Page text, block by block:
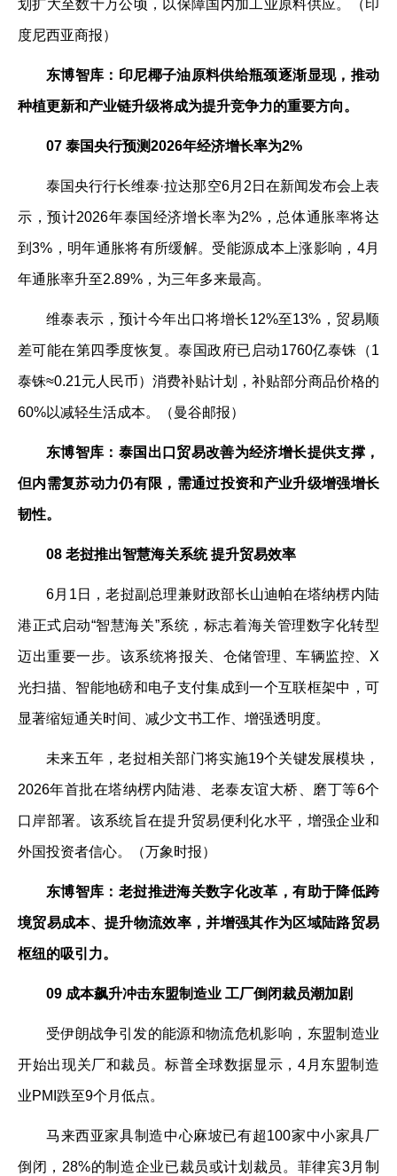
划扩大至数十万公顷，以保障国内加工业原料供应。（印
度尼西亚商报）
东博智库：印尼椰子油原料供给瓶颈逐渐显现，推动
种植更新和产业链升级将成为提升竞争力的重要方向。
07 泰国央行预测2026年经济增长率为2%
泰国央行行长维泰·拉达那空6月2日在新闻发布会上表
示，预计2026年泰国经济增长率为2%，总体通胀率将达
到3%，明年通胀将有所缓解。受能源成本上涨影响，4月
年通胀率升至2.89%，为三年多来最高。
维泰表示，预计今年出口将增长12%至13%，贸易顺
差可能在第四季度恢复。泰国政府已启动1760亿泰铢（1
泰铢≈0.21元人民币）消费补贴计划，补贴部分商品价格的
60%以减轻生活成本。（曼谷邮报）
东博智库：泰国出口贸易改善为经济增长提供支撑，
但内需复苏动力仍有限，需通过投资和产业升级增强增长
韧性。
08 老挝推出智慧海关系统 提升贸易效率
6月1日，老挝副总理兼财政部长山迪帕在塔纳楞内陆
港正式启动“智慧海关”系统，标志着海关管理数字化转型
迈出重要一步。该系统将报关、仓储管理、车辆监控、X
光扫描、智能地磅和电子支付集成到一个互联框架中，可
显著缩短通关时间、减少文书工作、增强透明度。
未来五年，老挝相关部门将实施19个关键发展模块，
2026年首批在塔纳楞内陆港、老泰友谊大桥、磨丁等6个
口岸部署。该系统旨在提升贸易便利化水平，增强企业和
外国投资者信心。（万象时报）
东博智库：老挝推进海关数字化改革，有助于降低跨
境贸易成本、提升物流效率，并增强其作为区域陆路贸易
枢纽的吸引力。
09 成本飙升冲击东盟制造业 工厂倒闭裁员潮加剧
受伊朗战争引发的能源和物流危机影响，东盟制造业
开始出现关厂和裁员。标普全球数据显示，4月东盟制造
业PMI跌至9个月低点。
马来西亚家具制造中心麻坡已有超100家中小家具厂
倒闭，28%的制造企业已裁员或计划裁员。菲律宾3月制